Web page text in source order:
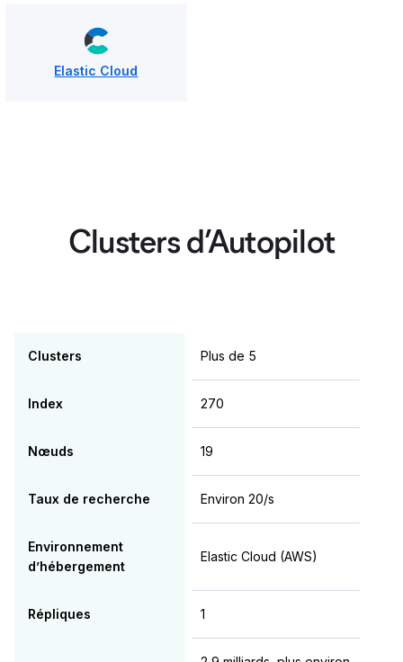
Elastic Cloud
Clusters d’Autopilot
Clusters Plus de 5
Index 270
Nœuds 19
Taux de recherche Environ 20/s
Environnement
d’hébergement
Elastic Cloud (AWS)
Répliques 1